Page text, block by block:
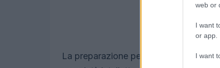
web or
I want
or app.
I want
La preparazione per l’Olimpiade